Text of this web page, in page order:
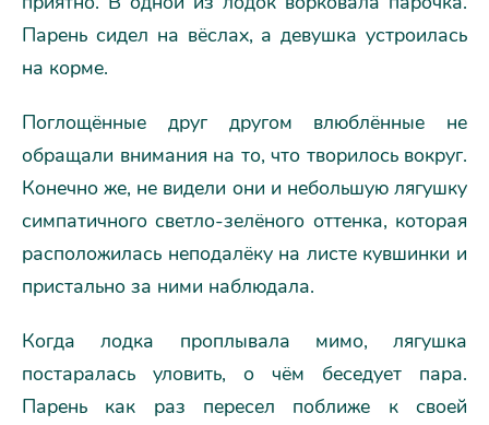
Парень сидел на вёслах, а девушка устроилась
на корме.
Поглощённые друг другом влюблённые не
обращали внимания на то, что творилось вокруг.
Конечно же, не видели они и небольшую лягушку
симпатичного светло-зелёного оттенка, которая
расположилась неподалёку на листе кувшинки и
пристально за ними наблюдала.
Когда лодка проплывала мимо, лягушка
постаралась уловить, о чём беседует пара.
Парень как раз пересел поближе к своей